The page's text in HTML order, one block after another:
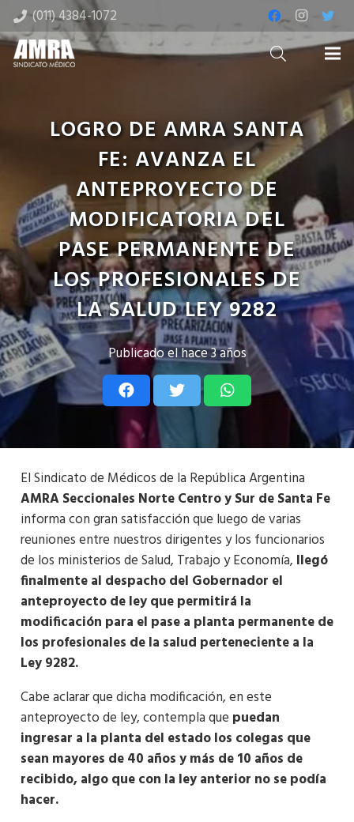
(011) 4384-1072
LOGRO DE AMRA SANTA
FE: AVANZA EL
ANTEPROYECTO DE
MODIFICATORIA DEL
PASE PERMANENTE DE
LOS PROFESIONALES DE
LA SALUD LEY 9282
Publicado elhace 3 años
El Sindicato de Médicos de la República Argentina
AMRA Seccionales Norte Centro y Sur de Santa Fe
informa con gran satisfacción que luego de varias
reuniones entre nuestros dirigentes y los funcionarios
de los ministerios de Salud, Trabajo y Economía, llegó
finalmente al despacho del Gobernador el
anteproyecto de ley que permitirá la
modificación para el pase a planta permanente de
los profesionales de la salud perteneciente a la
Ley 9282.
Cabe aclarar que dicha modificación, en este
anteproyecto de ley, contempla que puedan
ingresar a la planta del estado los colegas que
sean mayores de 40 años y más de 10 años de
recibido, algo que con la ley anterior no se podía
hacer.